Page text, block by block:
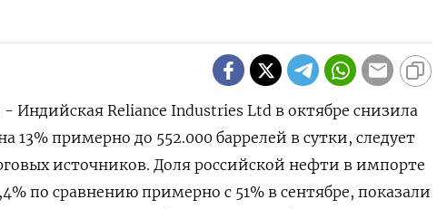
Reliance Industries Ltd в октябре снизила
13% примерно до 552.000 баррелей в сутки, следует
источников. Доля российской нефти в импорте
по сравнению примерно с 51% в сентябре, показали